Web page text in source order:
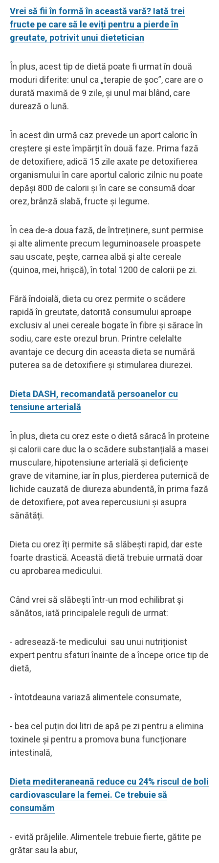
Vrei să fii în formă în această vară? Iată trei
fructe pe care să le eviți pentru a pierde în
greutate, potrivit unui dietetician
În plus, acest tip de dietă poate fi urmat în două
moduri diferite: unul ca „terapie de șoc”, care are o
durată maximă de 9 zile, și unul mai blând, care
durează o lună.
În acest din urmă caz ​​prevede un aport caloric în
creștere și este împărțit în două faze. Prima fază
de detoxifiere, adică 15 zile axate pe detoxifierea
organismului în care aportul caloric zilnic nu poate
depăși 800 de calorii și în care se consumă doar
orez, brânză slabă, fructe și legume.
În cea de-a doua fază, de întreținere, sunt permise
și alte alimente precum leguminoasele proaspete
sau uscate, pește, carnea albă și alte cereale
(quinoa, mei, hrișcă), în total 1200 de calorii pe zi.
Fără îndoială, dieta cu orez permite o scădere
rapidă în greutate, datorită consumului aproape
exclusiv al unei cereale bogate în fibre și sărace în
sodiu, care este orezul brun. Printre celelalte
avantaje ce decurg din aceasta dieta se numără
puterea sa de detoxifiere și stimularea diurezei.
Dieta DASH, recomandată persoanelor cu
tensiune arterială
În plus, dieta cu orez este o dietă săracă în proteine
​​și calorii care duc la o scădere substanțială a masei
musculare, hipotensiune arterială și deficiențe
grave de vitamine, iar în plus, pierderea puternică de
lichide cauzată de diureza abundentă, în prima fază
de detoxifiere, pot avea repercusiuni și asupra
sănătăți.
Dieta cu orez îți permite să slăbești rapid, dar este
foarte drastică. Această dietă trebuie urmată doar
cu aprobarea medicului.
Când vrei să slăbești într-un mod echilibrat și
sănătos, iată principalele reguli de urmat:
- adresează-te medicului sau unui nutriționist
expert pentru sfaturi înainte de a începe orice tip de
dietă,
- întotdeauna variază alimentele consumate,
- bea cel puțin doi litri de apă pe zi pentru a elimina
toxinele și pentru a promova buna funcționare
intestinală,
Dieta mediteraneană reduce cu 24% riscul de boli
cardiovasculare la femei. Ce trebuie să
consumăm
- evită prăjelile. Alimentele trebuie fierte, gătite pe
grătar sau la abur,